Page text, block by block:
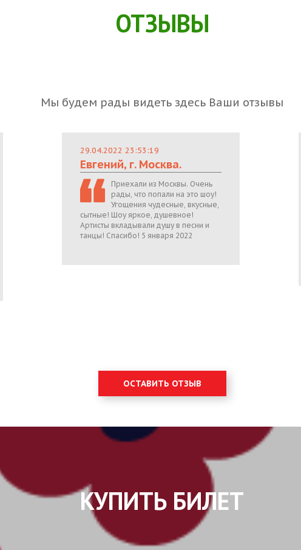
ОТЗЫВЫ
Мы будем рады видеть здесь Ваши отзывы
29.04.2022 23:53:19
Евгений, г. Москва.
Приехали из Москвы. Очень
рады, что попали на это шоу!
Угощения чудесные, вкусные,
сытные! Шоу яркое, душевное!
Артисты вкладывали душу в песни и
танцы! Спасибо! 5 января 2022
ОСТАВИТЬ ОТЗЫВ
КУПИТЬ БИЛЕТ